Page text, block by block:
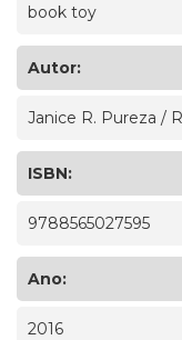
book toy
Autor:
Janice R. Pureza /
ISBN:
9788565027595
Ano:
2016